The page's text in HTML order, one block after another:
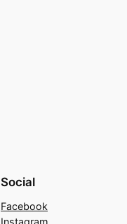
Social
Facebook
Instagram